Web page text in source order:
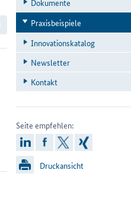
Pra­xis­bei­spie­le
In­no­va­ti­ons­ka­ta­log
Newslet­ter
Kon­takt
Seite empfehlen:
linkedinfacebook
x
Druckansicht